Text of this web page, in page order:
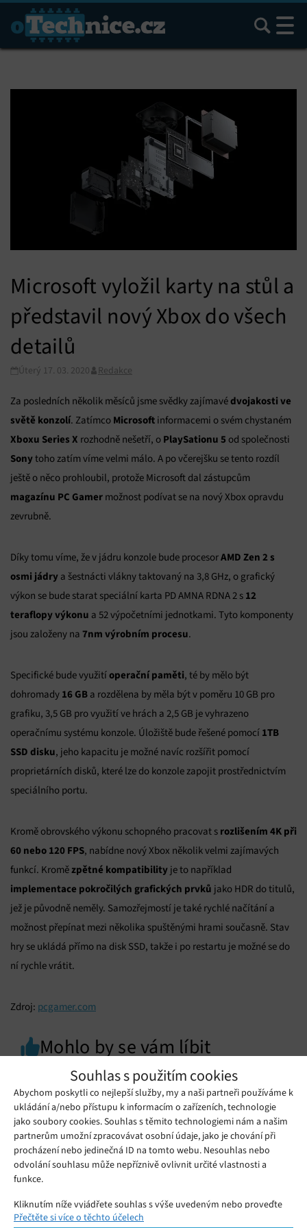
Souhlas s použitím cookies
Abychom poskytli co nejlepší služby, my a naši partneři používáme k
ukládání a/nebo přístupu k informacím o zařízeních, technologie
jako soubory cookies. Souhlas s těmito technologiemi nám a našim
partnerům umožní zpracovávat osobní údaje, jako je chování při
procházení nebo jedinečná ID na tomto webu. Nesouhlas nebo
odvolání souhlasu může nepříznivě ovlivnit určité vlastnosti a
funkce.
Kliknutím níže vyjádřete souhlas s výše uvedeným nebo proveďte
podrobnější rozhodnutí. Vaše volby budou použity pouze na tomto
Přečtěte si více o těchto účelech
Hledat
Microsoft vyložil karty na stůl a
představil nový Xbox do všech
detailů
Úterý 17. 03. 2020 Redakce
Za posledních několik měsíců jsme svědky zajímavédvojakosti ve
světě konzolí. Zatímco Microsoft informacemi o svém chystaném
Xboxu Series X rozhodně nešetří, o PlaySationu 5 od společnosti
Sonytoho zatím víme velmi málo. A po včerejšku se tento rozdíl
ještě o něco prohloubil, protože Microsoft dal zástupcům
magazínu PC Gamer možnost podívat se na nový Xbox opravdu
zevrubně.
Díky tomu víme, že v jádru konzole bude procesorAMD Zen 2 s
osmi jádry a šestnácti vlákny taktovaný na 3,8 GHz, o grafický
výkon se bude starat speciální karta PD AMNA RDNA 2 s 12
teraflopy výkonu a 52 výpočetními jednotkami. Tyto komponenty
jsou založeny na 7nm výrobním procesu.
Specifické bude využitíoperační paměti, té by mělo být
dohromady 16 GB a rozdělena by měla být v poměru 10 GB pro
grafiku, 3,5 GB pro využití ve hrách a 2,5 GB je vyhrazeno
operačnímu systému konzole. Úložiště bude řešené pomocí 1TB
SSD disku, jeho kapacitu je možné navíc rozšířit pomocí
proprietárních disků, které lze do konzole zapojit prostřednictvím
speciálního portu.
Kromě obrovského výkonu schopného pracovat s rozlišením 4K při
60 nebo 120 FPS, nabídne nový Xbox několik velmi zajímavých
funkcí. Kromězpětné kompatibility je to například
implementace pokročilých grafických prvků jako HDR do titulů,
jež je původně neměly. Samozřejmostí je také rychlé načítání a
možnost přepínat mezi několika spuštěnými hrami současně. Stav
hry se ukládá přímo na disk SSD, takže i po restartu je možné se do
ní rychle vrátit.
Zdroj: pcgamer.com
Mohlo by se vám líbit